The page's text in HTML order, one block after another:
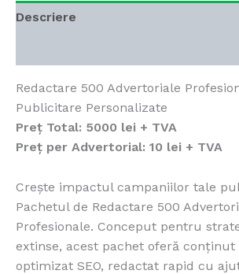
Descriere
Redactare 500 Advertoriale
Publicitare Personalizate
Preț Total: 5000 lei + TVA
Preț per Advertorial: 10 lei + TVA
Crește impactul campaniilor tale
Pachetul de Redactare 500
Profesionale. Conceput pentru
extinse, acest pachet oferă conținut
optimizat SEO, redactat rapid cu